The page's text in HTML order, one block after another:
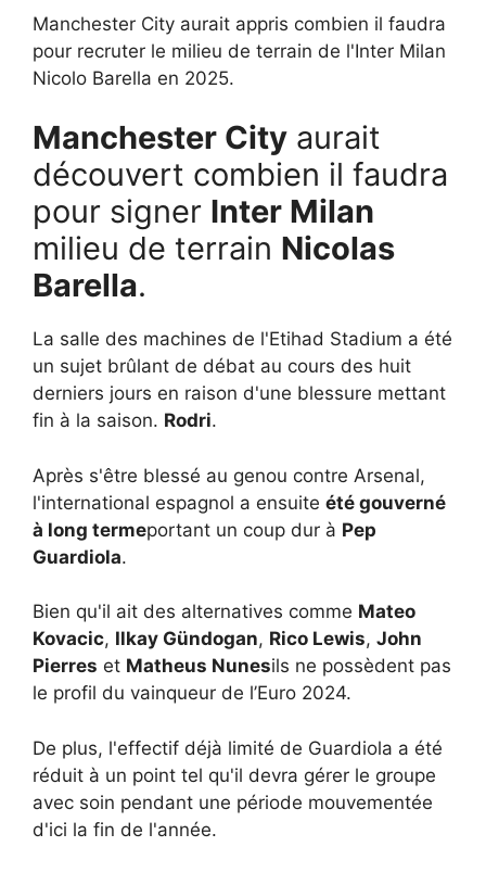
Manchester City aurait appris combien il faudra
pour recruter le milieu de terrain de l'Inter Milan
Nicolo Barella en 2025.
Manchester City aurait
découvert combien il faudra
pour signer Inter Milan
milieu de terrain Nicolas
Barella.
La salle des machines de l'Etihad Stadium a été
un sujet brûlant de débat au cours des huit
derniers jours en raison d'une blessure mettant
fin à la saison. Rodri.
Après s'être blessé au genou contre Arsenal,
l'international espagnol a ensuite été gouverné
à long termeportant un coup dur à Pep
Guardiola.
Bien qu'il ait des alternatives comme Mateo
Kovacic, Ilkay Gündogan, Rico Lewis, John
Pierres et Matheus Nunesils ne possèdent pas
le profil du vainqueur de l’Euro 2024.
De plus, l'effectif déjà limité de Guardiola a été
réduit à un point tel qu'il devra gérer le groupe
avec soin pendant une période mouvementée
d'ici la fin de l'année.